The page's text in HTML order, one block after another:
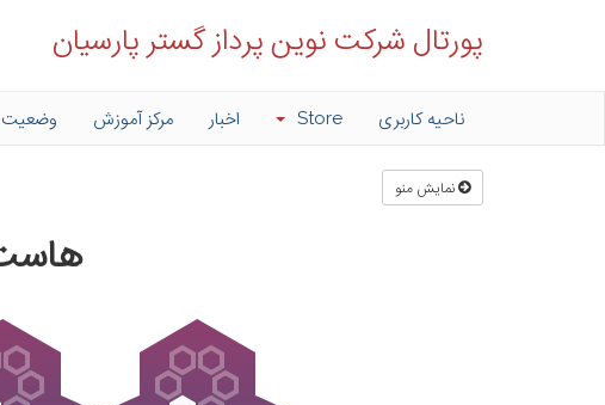
پورتال شرکت نوین پرداز گستر پارسیان
ناحیه کاربری Store اخبار مرکز آموزش وضعیت